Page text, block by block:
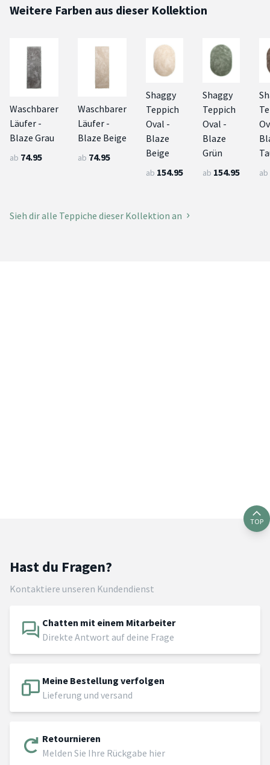
Weitere Farben aus dieser Kollektion
Waschbarer
Läufer -
Blaze Grau
ab 74.95
Waschbarer
Läufer -
Blaze Beige
ab 74.95
Shaggy
Teppich
Oval -
Blaze
Beige
ab 154.95
Shaggy
Teppich
Oval -
Blaze
Grün
ab 154.95 ab
Sieh dir alle Teppiche dieser Kollektion an
TOP
Hast du Fragen?
Kontaktiere unseren Kundendienst
Chatten mit einem Mitarbeiter
Direkte Antwort auf deine Frage
Meine Bestellung verfolgen
Lieferung und versand
Retournieren
Melden Sie Ihre Rückgabe hier